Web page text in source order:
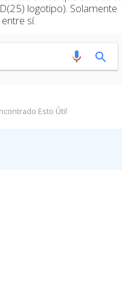
logotipo). Solamente
sí.
Esto Útil